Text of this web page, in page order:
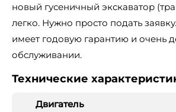
новый гусеничный экскаватор
легко. Нужно просто подать
имеет годовую гарантию и очень
обслуживании.
Технические
Двигатель